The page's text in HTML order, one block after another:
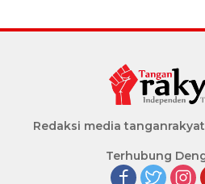
Redaksi media tanganrakyat
Terhubung